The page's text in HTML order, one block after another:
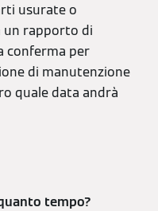
usurate o
un rapporto di
conferma per
di manutenzione
quale data andrà
tempo?